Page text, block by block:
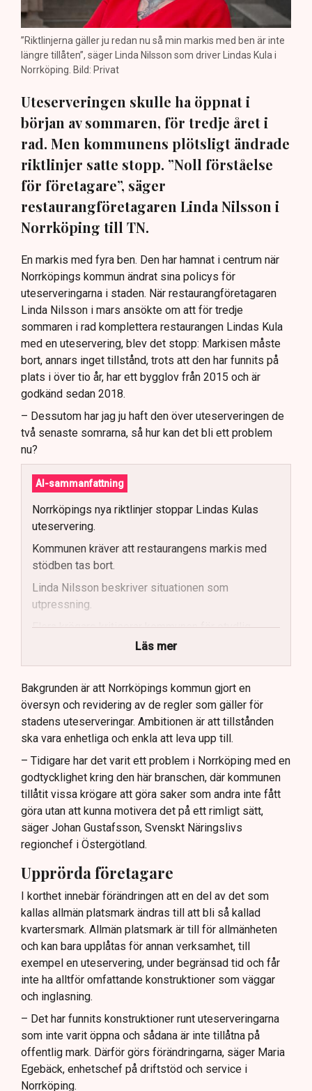
”Riktlinjerna gäller ju redan nu så min markis med ben är inte
längre tillåten”, säger Linda Nilsson som driver Lindas Kula i
Norrköping. Bild: Privat
Uteserveringen skulle ha öppnat i
början av sommaren, för tredje året i
rad. Men kommunens plötsligt ändrade
riktlinjer satte stopp. ”Noll förståelse
för företagare”, säger
restaurangföretagaren Linda Nilsson i
Norrköping till TN.
En markis med fyra ben. Den har hamnat i centrum när
Norrköpings kommun ändrat sina policys för
uteserveringarna i staden. När restaurangföretagaren
Linda Nilsson i mars ansökte om att för tredje
sommaren i rad komplettera restaurangen Lindas Kula
med en uteservering, blev det stopp: Markisen måste
bort, annars inget tillstånd, trots att den har funnits på
plats i över tio år, har ett bygglov från 2015 och är
godkänd sedan 2018.
– Dessutom har jag ju haft den över uteserveringen de
två senaste somrarna, så hur kan det bli ett problem
nu?
AI-sammanfattning
Norrköpings nya riktlinjer stoppar Lindas Kulas
uteservering.
Kommunen kräver att restaurangens markis med
stödben tas bort.
Linda Nilsson beskriver situationen som
utpressning.
Flera krögare kritiserar kommunen för otydlig
Kommunen vill skapa enhetliga regler för
uteserveringar.
Lindas Kula ställer in uteserveringen för
sommaren.
Läs mer
Bakgrunden är att Norrköpings kommun gjort en
översyn och revidering av de regler som gäller för
stadens uteserveringar. Ambitionen är att tillstånden
ska vara enhetliga och enkla att leva upp till.
– Tidigare har det varit ett problem i Norrköping med en
godtycklighet kring den här branschen, där kommunen
tillåtit vissa krögare att göra saker som andra inte fått
göra utan att kunna motivera det på ett rimligt sätt,
säger Johan Gustafsson, Svenskt Näringslivs
regionchef i Östergötland.
Upprörda företagare
I korthet innebär förändringen att en del av det som
kallas allmän platsmark ändras till att bli så kallad
kvartersmark. Allmän platsmark är till för allmänheten
och kan bara upplåtas för annan verksamhet, till
exempel en uteservering, under begränsad tid och får
inte ha alltför omfattande konstruktioner som väggar
och inglasning.
– Det har funnits konstruktioner runt uteserveringarna
som inte varit öppna och sådana är inte tillåtna på
offentlig mark. Därför görs förändringarna, säger Maria
Egebäck, enhetschef på driftstöd och service i
Norrköping.